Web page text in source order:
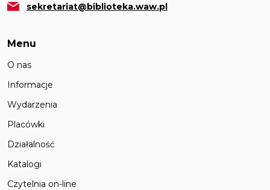
sekretariat@biblioteka.waw.pl
Menu
O nas
Informacje
Wydarzenia
Placówki
Działalność
Katalogi
Czytelnia on-line